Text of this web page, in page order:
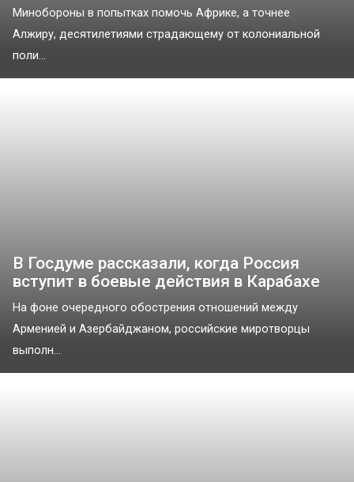
Минобороны в попытках помочь Африке, а точнее
Алжиру, десятилетиями страдающему от колониальной
поли...
В Госдуме рассказали, когда Россия
вступит в боевые действия в Карабахе
На фоне очередного обострения отношений между
Арменией и Азербайджаном, российские миротворцы
выполн...